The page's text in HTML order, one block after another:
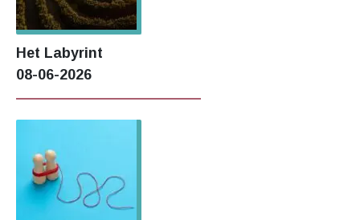
Het Labyrint
08-06-2026